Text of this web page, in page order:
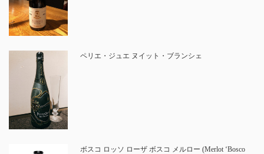
ペリエ・ジュエ ヌイット・ブランシェ
ボスコ ロッソ ローザ ボスコ メルロー (Merlot ‘Bosco